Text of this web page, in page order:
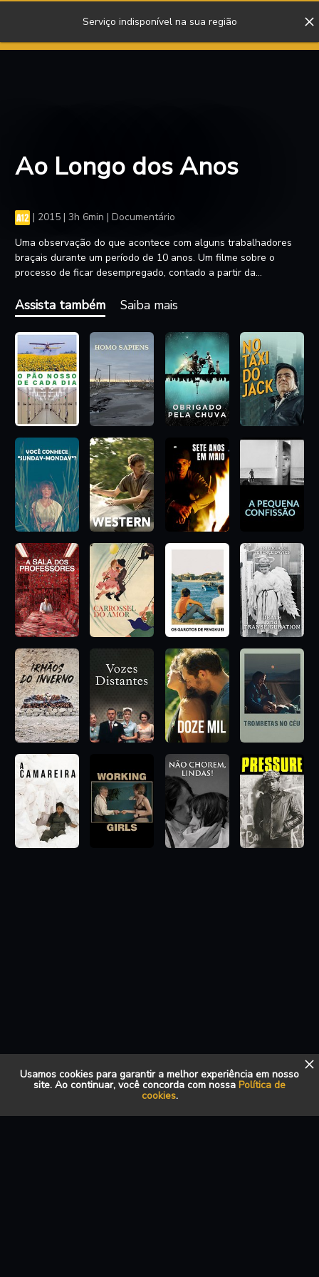
Serviço indisponível na sua região
Usamos cookies para garantir a melhor experiência em nosso
site. Ao continuar, você concorda com nossa Política de
cookies.
Ao Longo dos Anos
| 2015 | 3h 6min | Documentário
Uma observação do que acontece com alguns trabalhadores
braçais durante um período de 10 anos. Um filme sobre o
processo de ficar desempregado, contado a partir da
setores industriais em processo de extinção na Europa.
Assista também Saiba mais